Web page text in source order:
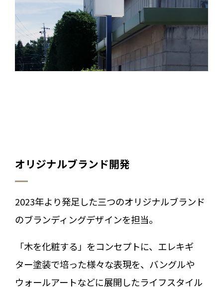
オリジナルブランド開発
2023年より発足した三つのオリジナルブランド
のブランディングデザインを担当。
「木を化粧する」をコンセプトに、エレキギ
ター塗装で培った様々な表現を、バングルや
ウォールアートなどに展開したライフスタイル